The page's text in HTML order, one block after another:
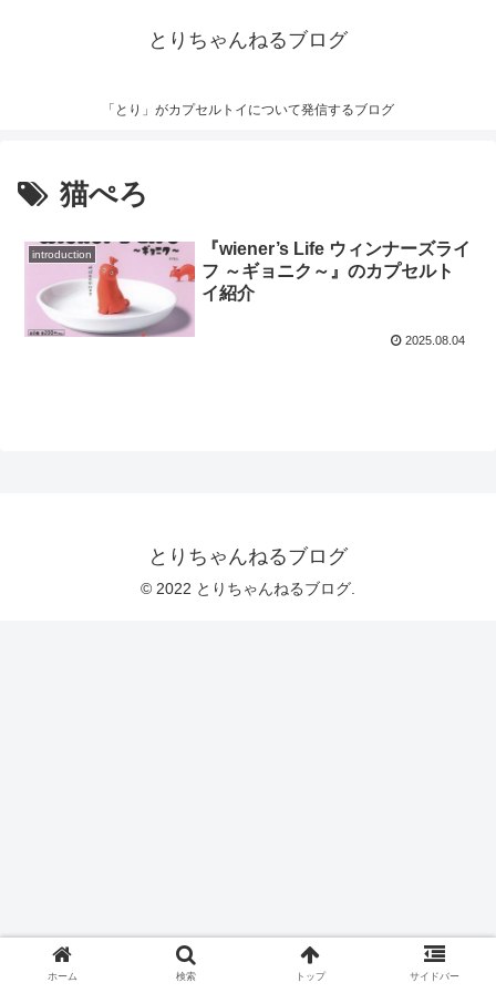
とりちゃんねるブログ
「とり」がカプセルトイについて発信するブログ
猫ぺろ
introduction
『wiener’s Life ウィンナーズライ
フ ～ギョニク～』のカプセルト
イ紹介
2025.08.04
とりちゃんねるブログ
© 2022 とりちゃんねるブログ.
ホーム 検索 トップ サイドバー